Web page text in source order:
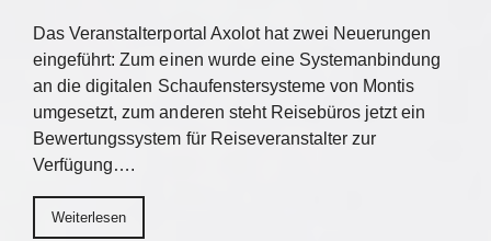
Das Veranstalterportal Axolot hat zwei Neuerungen
eingeführt: Zum einen wurde eine Systemanbindung
an die digitalen Schaufenstersysteme von Montis
umgesetzt, zum anderen steht Reisebüros jetzt ein
Bewertungssystem für Reiseveranstalter zur
Verfügung….
Weiterlesen